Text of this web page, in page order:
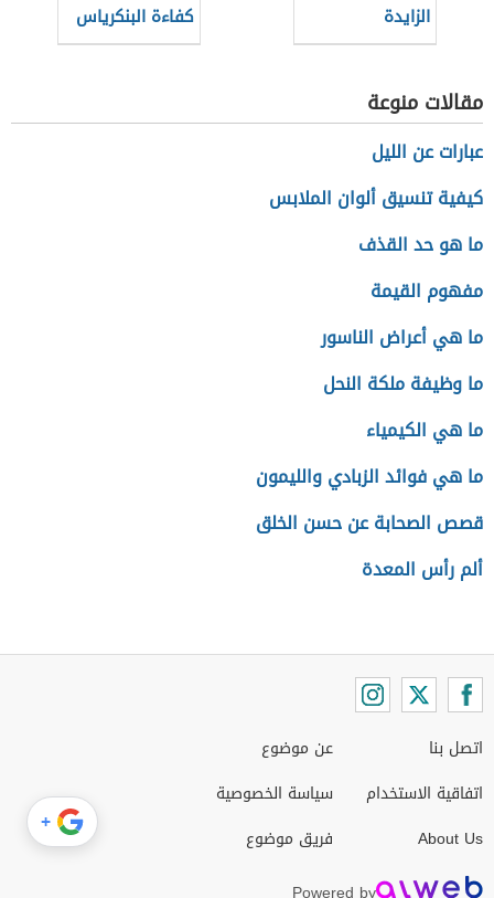
الزايدة
كفاءة البنكرياس
مقالات منوعة
عبارات عن الليل
كيفية تنسيق ألوان الملابس
ما هو حد القذف
مفهوم القيمة
ما هي أعراض الناسور
ما وظيفة ملكة النحل
ما هي الكيمياء
ما هي فوائد الزبادي والليمون
قصص الصحابة عن حسن الخلق
ألم رأس المعدة
اتصل بنا
اتفاقية الاستخدام
About Us
عن موضوع
سياسة الخصوصية
فريق موضوع
+